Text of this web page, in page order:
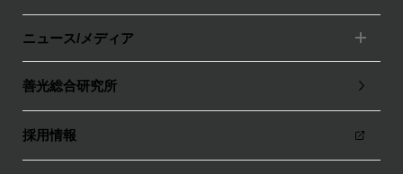
ニュース/メディア
善光総合研究所
採用情報